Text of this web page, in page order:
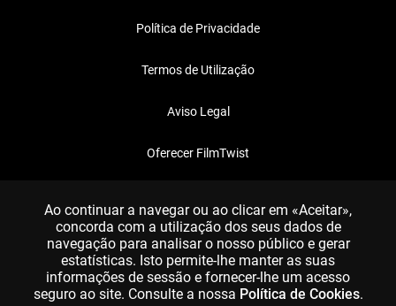
Política de Privacidade
Termos de Utilização
Aviso Legal
Oferecer FilmTwist
Ao continuar a navegar ou ao clicar em «Aceitar»,
concorda com a utilização dos seus dados de
navegação para analisar o nosso público e gerar
estatísticas. Isto permite-lhe manter as suas
informações de sessão e fornecer-lhe um acesso
seguro ao site. Consulte a nossa Política de Cookies.